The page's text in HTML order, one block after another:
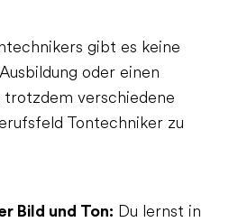
gibt es keine
oder einen
trotzdem verschiedene
Tontechniker zu
Bild und Ton: Du lernst in